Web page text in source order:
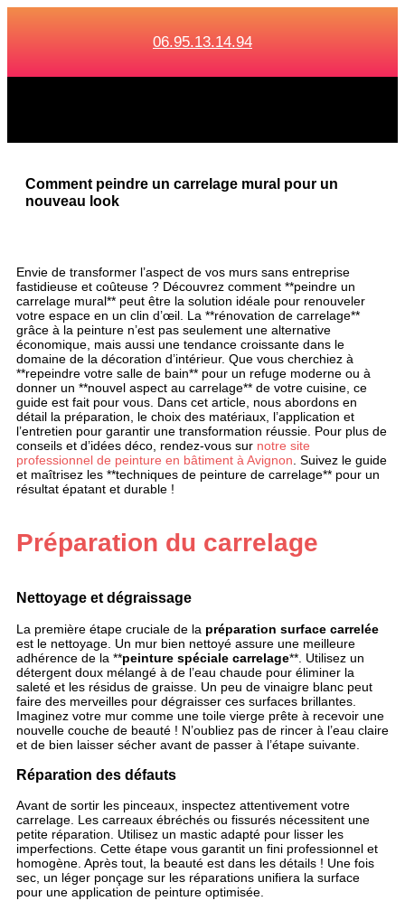
06.95.13.14.94
Comment peindre un carrelage mural pour un
nouveau look
Envie de transformer l’aspect de vos murs sans entreprise
fastidieuse et coûteuse ? Découvrez comment **peindre un
carrelage mural** peut être la solution idéale pour renouveler
votre espace en un clin d’œil. La **rénovation de carrelage**
grâce à la peinture n’est pas seulement une alternative
économique, mais aussi une tendance croissante dans le
domaine de la décoration d’intérieur. Que vous cherchiez à
**repeindre votre salle de bain** pour un refuge moderne ou à
donner un **nouvel aspect au carrelage** de votre cuisine, ce
guide est fait pour vous. Dans cet article, nous abordons en
détail la préparation, le choix des matériaux, l’application et
l’entretien pour garantir une transformation réussie. Pour plus de
conseils et d’idées déco, rendez-vous sur notre site
professionnel de peinture en bâtiment à Avignon . Suivez le guide
et maîtrisez les **techniques de peinture de carrelage** pour un
résultat épatant et durable !
Préparation du carrelage
Nettoyage et dégraissage
La première étape cruciale de la préparation surface carrelée
est le nettoyage. Un mur bien nettoyé assure une meilleure
adhérence de la **peinture spéciale carrelage**. Utilisez un
détergent doux mélangé à de l’eau chaude pour éliminer la
saleté et les résidus de graisse. Un peu de vinaigre blanc peut
faire des merveilles pour dégraisser ces surfaces brillantes.
Imaginez votre mur comme une toile vierge prête à recevoir une
nouvelle couche de beauté ! N’oubliez pas de rincer à l’eau claire
et de bien laisser sécher avant de passer à l’étape suivante.
Réparation des défauts
Avant de sortir les pinceaux, inspectez attentivement votre
carrelage. Les carreaux ébréchés ou fissurés nécessitent une
petite réparation. Utilisez un mastic adapté pour lisser les
imperfections. Cette étape vous garantit un fini professionnel et
homogène. Après tout, la beauté est dans les détails ! Une fois
sec, un léger ponçage sur les réparations unifiera la surface
pour une application de peinture optimisée.